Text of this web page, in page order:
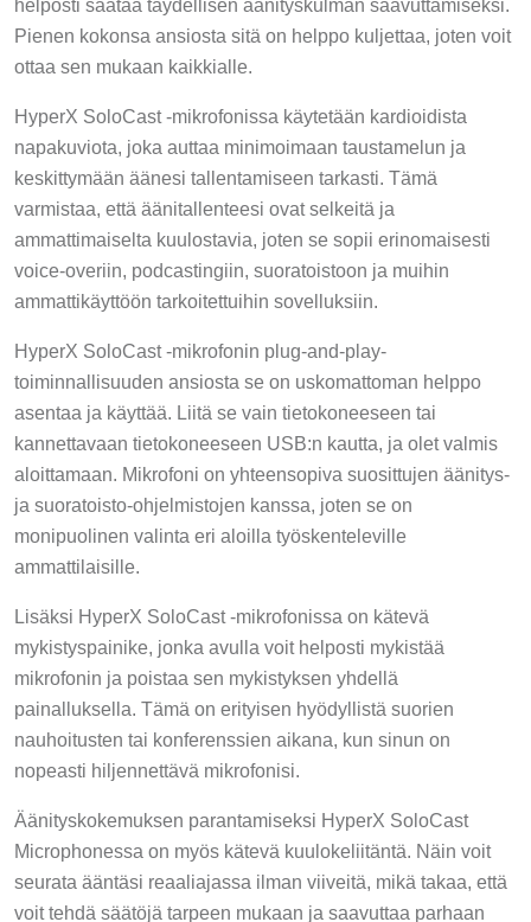
helposti säätää täydellisen äänityskulman saavuttamiseksi.
Pienen kokonsa ansiosta sitä on helppo kuljettaa, joten voit
ottaa sen mukaan kaikkialle.
HyperX SoloCast -mikrofonissa käytetään kardioidista
napakuviota, joka auttaa minimoimaan taustamelun ja
keskittymään äänesi tallentamiseen tarkasti. Tämä
varmistaa, että äänitallenteesi ovat selkeitä ja
ammattimaiselta kuulostavia, joten se sopii erinomaisesti
voice-overiin, podcastingiin, suoratoistoon ja muihin
ammattikäyttöön tarkoitettuihin sovelluksiin.
HyperX SoloCast -mikrofonin plug-and-play-
toiminnallisuuden ansiosta se on uskomattoman helppo
asentaa ja käyttää. Liitä se vain tietokoneeseen tai
kannettavaan tietokoneeseen USB:n kautta, ja olet valmis
aloittamaan. Mikrofoni on yhteensopiva suosittujen äänitys-
ja suoratoisto-ohjelmistojen kanssa, joten se on
monipuolinen valinta eri aloilla työskenteleville
ammattilaisille.
Lisäksi HyperX SoloCast -mikrofonissa on kätevä
mykistyspainike, jonka avulla voit helposti mykistää
mikrofonin ja poistaa sen mykistyksen yhdellä
painalluksella. Tämä on erityisen hyödyllistä suorien
nauhoitusten tai konferenssien aikana, kun sinun on
nopeasti hiljennettävä mikrofonisi.
Äänityskokemuksen parantamiseksi HyperX SoloCast
Microphonessa on myös kätevä kuulokeliitäntä. Näin voit
seurata ääntäsi reaaliajassa ilman viiveitä, mikä takaa, että
voit tehdä säätöjä tarpeen mukaan ja saavuttaa parhaan